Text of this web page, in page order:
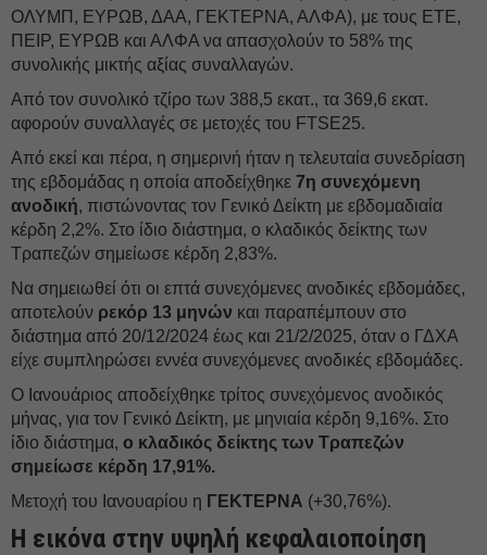
ΟΛΥΜΠ, ΕΥΡΩΒ, ΔΑΑ, ΓΕΚΤΕΡΝΑ, ΑΛΦΑ), με τους ΕΤΕ,
ΠΕΙΡ, ΕΥΡΩΒ και ΑΛΦΑ να απασχολούν το 58% της
συνολικής μικτής αξίας συναλλαγών.
Από τον συνολικό τζίρο των 388,5 εκατ., τα 369,6 εκατ.
αφορούν συναλλαγές σε μετοχές του FTSE25.
Από εκεί και πέρα, η σημερινή ήταν η τελευταία συνεδρίαση
της εβδομάδας η οποία αποδείχθηκε 7η συνεχόμενη
ανοδική, πιστώνοντας τον Γενικό Δείκτη με εβδομαδιαία
κέρδη 2,2%. Στο ίδιο διάστημα, ο κλαδικός δείκτης των
Τραπεζών σημείωσε κέρδη 2,83%.
Να σημειωθεί ότι οι επτά συνεχόμενες ανοδικές εβδομάδες,
αποτελούν ρεκόρ 13 μηνών και παραπέμπουν στο
διάστημα από 20/12/2024 έως και 21/2/2025, όταν ο ΓΔΧΑ
είχε συμπληρώσει εννέα συνεχόμενες ανοδικές εβδομάδες.
Ο Ιανουάριος αποδείχθηκε τρίτος συνεχόμενος ανοδικός
μήνας, για τον Γενικό Δείκτη, με μηνιαία κέρδη 9,16%. Στο
ίδιο διάστημα, ο κλαδικός δείκτης των Τραπεζών
σημείωσε κέρδη 17,91%.
Μετοχή του Ιανουαρίου η ΓΕΚΤΕΡΝΑ (+30,76%).
Η εικόνα στην υψηλή κεφαλαιοποίηση